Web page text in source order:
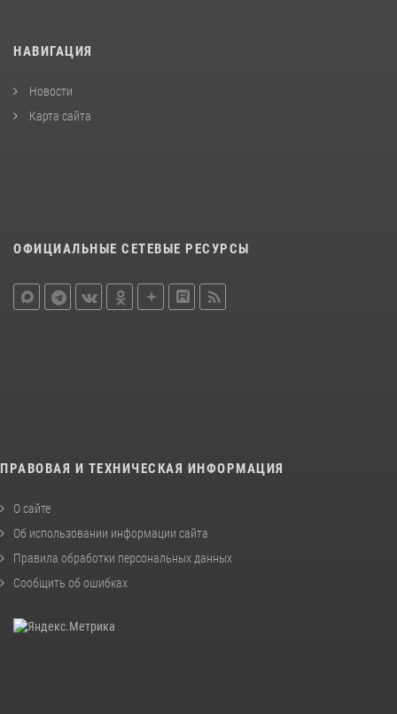
НАВИГАЦИЯ
Новости
Карта сайта
ОФИЦИАЛЬНЫЕ СЕТЕВЫЕ РЕСУРСЫ
ПРАВОВАЯ И ТЕХНИЧЕСКАЯ ИНФОРМАЦИЯ
О сайте
Об использовании информации сайта
Правила обработки персональных данных
Сообщить об ошибках